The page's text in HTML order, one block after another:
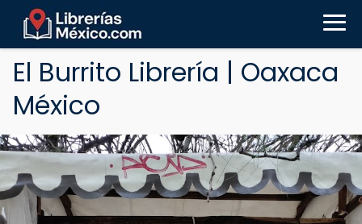
El Burrito Librería | Oaxaca
México